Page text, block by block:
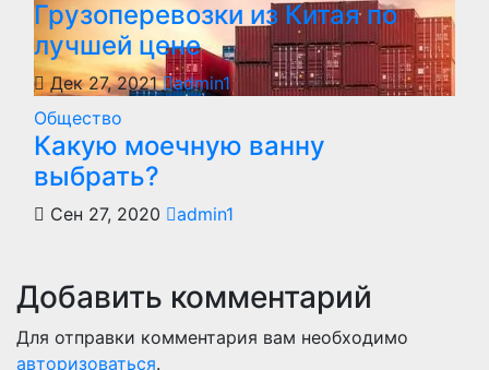
Грузоперевозки из Китая по
лучшей цене
Дек 27, 2021 admin1
Общество
Какую моечную ванну
выбрать?
Сен 27, 2020 admin1
Добавить комментарий
Для отправки комментария вам необходимо
авторизоваться.